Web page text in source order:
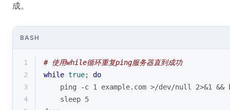
成。
BASH
1
# 使用while循环重复ping服务器直到成功
2
while true; do
3
    ping -c 1 example.com >/dev/null 2>&1 &&
4
    sleep 5